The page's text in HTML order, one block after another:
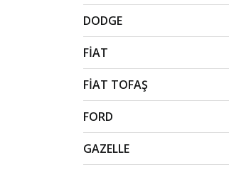
DODGE
FİAT
FİAT TOFAŞ
FORD
GAZELLE